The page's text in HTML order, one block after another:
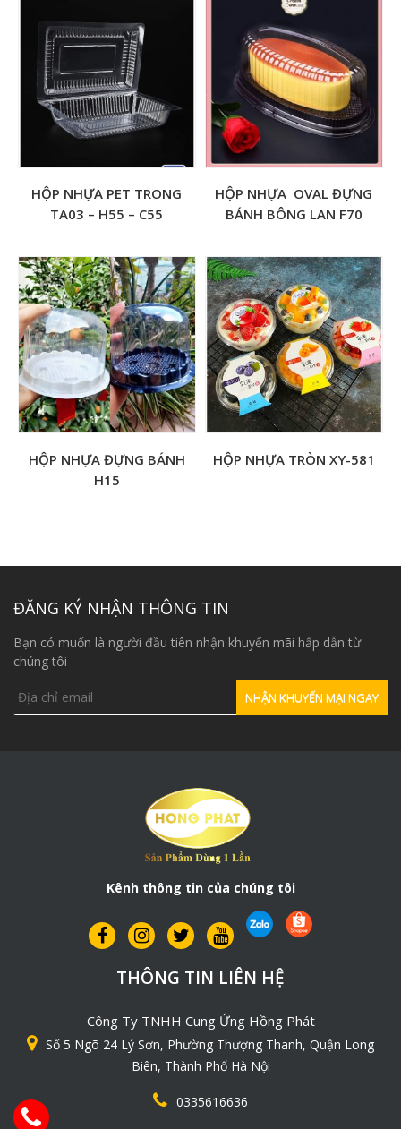
HỘP NHỰA PET TRONG
TA03 – H55 – C55
HỘP NHỰA OVAL ĐỰNG
BÁNH BÔNG LAN F70
HỘP NHỰA ĐỰNG BÁNH
H15
HỘP NHỰA TRÒN XY-581
ĐĂNG KÝ NHẬN THÔNG TIN
Bạn có muốn là người đầu tiên nhận khuyến mãi hấp dẫn từ
chúng tôi
Kênh thông tin của chúng tôi
THÔNG TIN LIÊN HỆ
Công Ty TNHH Cung Ứng Hồng Phát
Số 5 Ngõ 24 Lý Sơn, Phường Thượng Thanh, Quận Long
Biên, Thành Phố Hà Nội
0335616636